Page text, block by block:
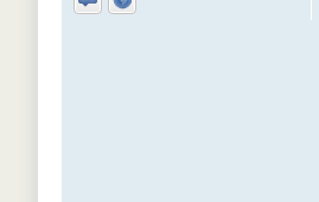
Отправить личное сообщение
Сайт